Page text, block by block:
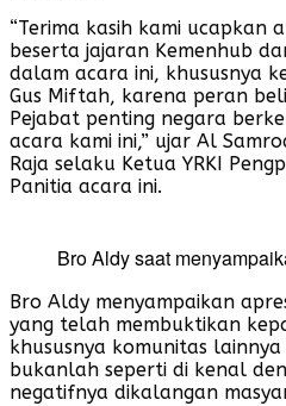
“Terima kasih kami ucapkan
beserta jajaran Kemenhub
dalam acara ini, khususnya
Gus Miftah, karena peran
Pejabat penting negara
acara kami ini,” ujar Al
Raja selaku Ketua YRKI
Panitia acara ini.
Bro Aldy saat
Bro Aldy menyampaikan
yang telah membuktikan
khususnya komunitas
bukanlah seperti di kenal
negatifnya dikalangan